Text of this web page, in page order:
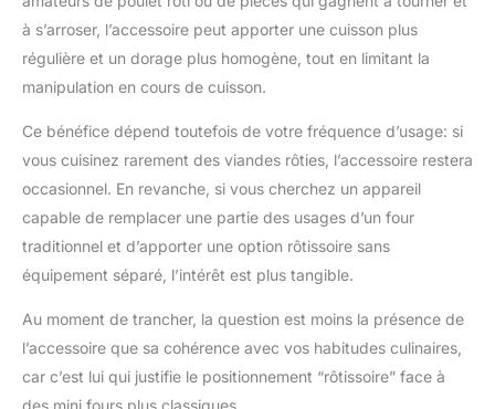
à s’arroser, l’accessoire peut apporter une cuisson plus
régulière et un dorage plus homogène, tout en limitant la
manipulation en cours de cuisson.
Ce bénéfice dépend toutefois de votre fréquence d’usage: si
vous cuisinez rarement des viandes rôties, l’accessoire restera
occasionnel. En revanche, si vous cherchez un appareil
capable de remplacer une partie des usages d’un four
traditionnel et d’apporter une option rôtissoire sans
équipement séparé, l’intérêt est plus tangible.
Au moment de trancher, la question est moins la présence de
l’accessoire que sa cohérence avec vos habitudes culinaires,
car c’est lui qui justifie le positionnement “rôtissoire” face à